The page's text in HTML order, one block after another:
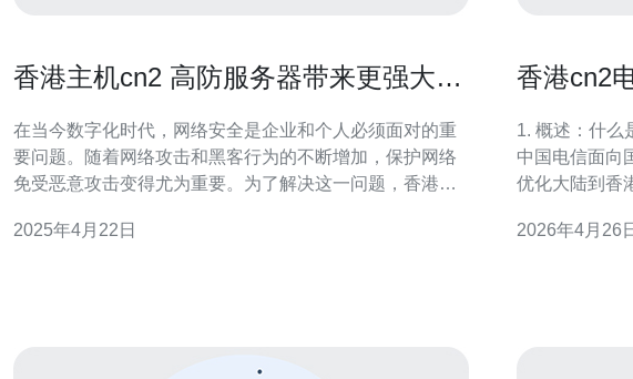
香港主机cn2 高防服务器带来更强大的
在当今数字化时代，网络安全是企业和个人必须面对的重
要问题。随着网络攻击和黑客行为的不断增加，保护网络
免受恶意攻击变得尤为重要。为了解决这一问题，香港主
一种专门设计的服务器，旨在提供高级的网络安全保护功
2025年4月22日
香港cn2
1. 概述：什么
中国电信面向
优化大陆到香
择CN2直连时
2026年4月26